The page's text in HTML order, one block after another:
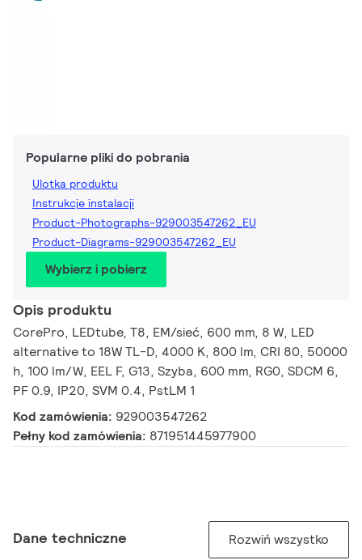
Popularne pliki do pobrania
Ulotka produktu
Instrukcje instalacji
Product-Photographs-929003547262_EU
Product-Diagrams-929003547262_EU
Wybierz i pobierz
Opis produktu
CorePro, LEDtube, T8, EM/sieć, 600 mm, 8 W, LED
alternative to 18W TL-D, 4000 K, 800 lm, CRI 80, 50000
h, 100 lm/W, EEL F, G13, Szyba, 600 mm, RG0, SDCM 6,
PF 0.9, IP20, SVM 0.4, PstLM 1
Kod zamówienia: 929003547262
Pełny kod zamówienia: 871951445977900
Dane techniczne Rozwiń wszystko